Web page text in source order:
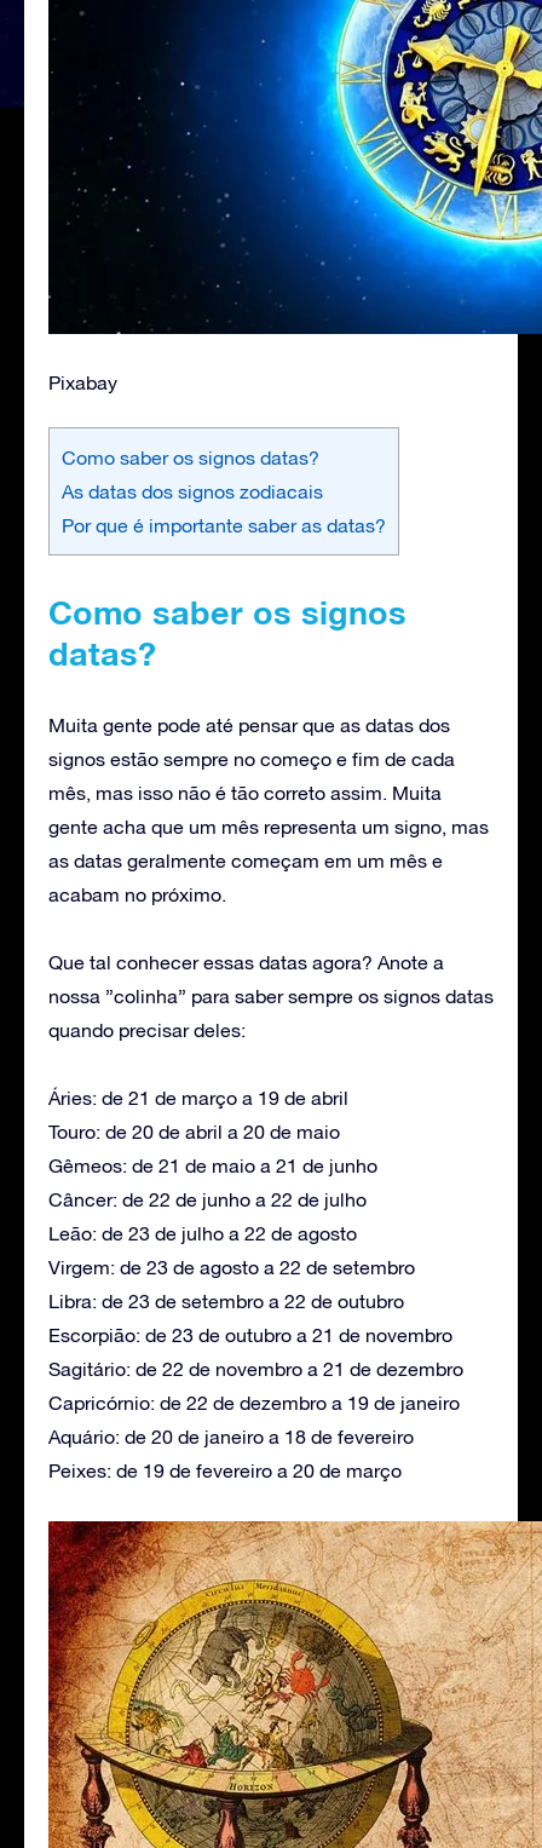
Pixabay
Como saber os signos datas?
As datas dos signos zodiacais
Por que é importante saber as datas?
Como saber os signos
datas?
Muita gente pode até pensar que as datas dos
signos estão sempre no começo e fim de cada
mês, mas isso não é tão correto assim. Muita
gente acha que um mês representa um signo, mas
as datas geralmente começam em um mês e
acabam no próximo.
Que tal conhecer essas datas agora? Anote a
nossa ”colinha” para saber sempre os signos datas
quando precisar deles:
Áries: de 21 de março a 19 de abril
Touro: de 20 de abril a 20 de maio
Gêmeos: de 21 de maio a 21 de junho
Câncer: de 22 de junho a 22 de julho
Leão: de 23 de julho a 22 de agosto
Virgem: de 23 de agosto a 22 de setembro
Libra: de 23 de setembro a 22 de outubro
Escorpião: de 23 de outubro a 21 de novembro
Sagitário: de 22 de novembro a 21 de dezembro
Capricórnio: de 22 de dezembro a 19 de janeiro
Aquário: de 20 de janeiro a 18 de fevereiro
Peixes: de 19 de fevereiro a 20 de março